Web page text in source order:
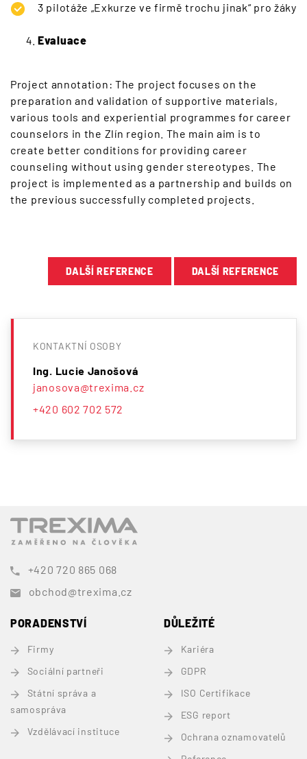
3 pilotáže „Exkurze ve firmě trochu jinak“ pro žáky
Evaluace
Project annotation: The project focuses on the
preparation and validation of supportive materials,
various tools and experiential programmes for career
counselors in the Zlín region. The main aim is to
create better conditions for providing career
counseling without using gender stereotypes. The
project is implemented as a partnership and builds on
the previous successfully completed projects.
DALŠÍ REFERENCE DALŠÍ REFERENCE
KONTAKTNÍ OSOBY
Ing. Lucie Janošová
janosova@trexima.cz
+420 602 702 572
+420 720 865 068
obchod@trexima.cz
PORADENSTVÍ
Firmy
Sociální partneři
Státní správa a
samospráva
Vzdělávací instituce
DŮLEŽITÉ
Kariéra
GDPR
ISO Certifikace
ESG report
Ochrana oznamovatelů